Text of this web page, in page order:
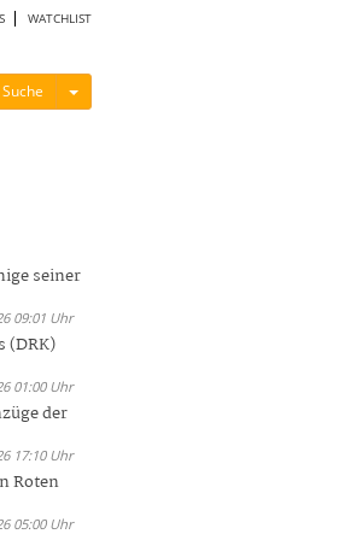
WATCHLIST
Menü ein-/ausblenden
seiner
09:01 Uhr
(DRK)
01:00 Uhr
der
17:10 Uhr
Roten
05:00 Uhr